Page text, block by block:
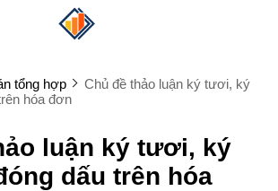
tổng hợp
Chủ đề thảo luận ký tươi, ký
hóa đơn
luận ký tươi, ký
dấu trên hóa